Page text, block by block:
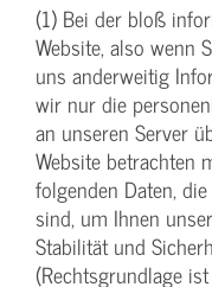
(1) Bei der bloß
Website, also wenn
uns anderweitig
wir nur die
an unseren Server
Website betrachten
folgenden Daten,
sind, um Ihnen
Stabilität und
(Rechtsgrundlage